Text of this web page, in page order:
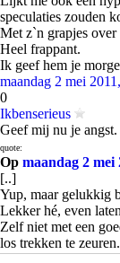
speculaties zouden
Met z`n grapjes
Heel frappant.
Ik geef hem je
maandag 2 mei
0
Ikbenserieus
Geef mij nu je angst.
quote:
Op maandag 2 mei
[..]
Yup, maar gelukkig
Lekker hé, even
Zelf niet met een
los trekken te zeuren.
Ik geef hem je